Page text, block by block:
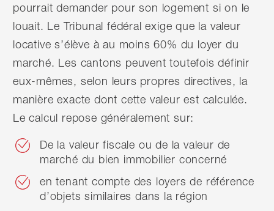
pourrait demander pour son logement si on le
louait. Le Tribunal fédéral exige que la valeur
locative s’élève à au moins 60% du loyer du
marché. Les cantons peuvent toutefois définir
eux-mêmes, selon leurs propres directives, la
manière exacte dont cette valeur est calculée.
Le calcul repose généralement sur:
De la valeur fiscale ou de la valeur de
marché du bien immobilier concerné
en tenant compte des loyers de référence
d’objets similaires dans la région